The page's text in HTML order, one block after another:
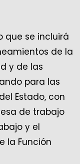
que se incluirá
de la
y de las
para las
Estado, con
de trabajo
y el
la Función